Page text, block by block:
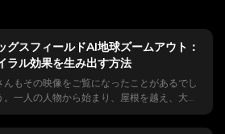
グスフィールドAI地球ズームアウト：
ラル効果を生み出す方法
んもその映像をご覧になったことがあるでし
。一人の人物から始まり、屋根を越え、大陸
え、宇宙空間に浮かぶ地球まで、カメラが引
いく映像です。 #EarthZoomOutというト